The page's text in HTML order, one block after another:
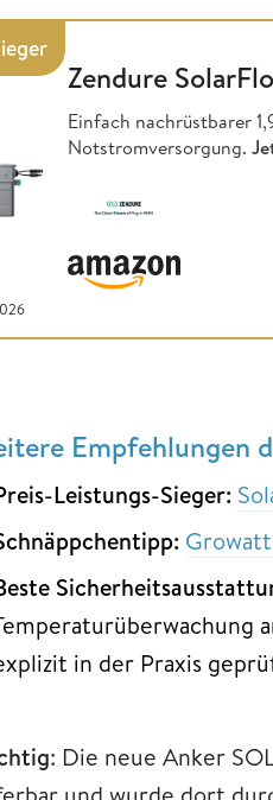
Zendure
Einfach nachrüstbarer
Notstromversorgung.
Empfehlungen
Leistungs-Sieger:
in der Praxis
: Die neue Anker